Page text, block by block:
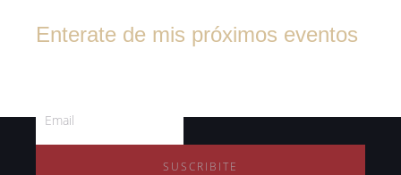
Enterate de mis próximos eventos
SUSCRIBITE